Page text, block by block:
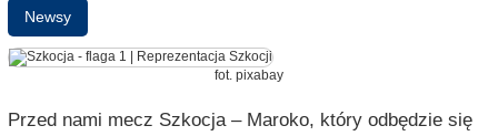
Newsy
fot. pixabay
Przed nami mecz Szkocja – Maroko, który odbędzie się